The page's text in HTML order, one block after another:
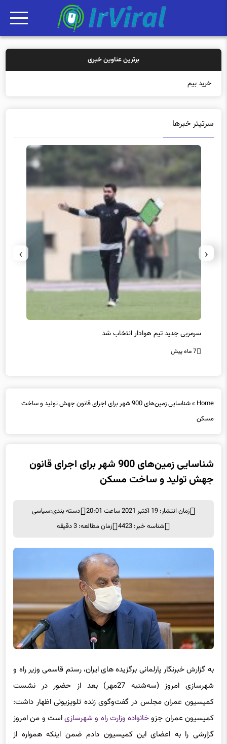
برترین عناوین خبری
خرید بیمه: سنتی یا
سرتیتر خبرها
سرمربی جدید تیم هوادار انتخاب شد
7 ماه پیش
‹
›
Home
»
شناسایی زمین‌های 900 شهر برای اجرای قانون جهش تولید و ساخت
مسکن
شناسایی زمین‌های 900 شهر برای اجرای قانون
جهش تولید و ساخت مسکن
زمان انتشار: 19 اکتبر 2021 ساعت 20:01 دسته بندی:سیاسی
شناسه خبر: 4423
زمان مطالعه: 3 دقیقه
به گزارش خبرنگار پارلمانی برگزیده های ایران، رستم قاسمی وزیر راه و
شهرسازی امروز (سه‌شنبه 27مهر) بعد از حضور در نشست
کمیسیون عمران مجلس در گفت‌وگوی زنده تلویزیونی اظهار داشت:
کمیسیون عمران جزوخانواده وزارت راه و شهرسازیاست و من امروز
گزارشی را به اعضای اینکمیسیون دادم ضمن اینکه همواره از